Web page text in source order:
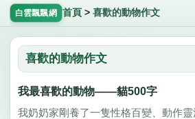
白雲飄飄網 首頁 > 喜歡的動物作文
喜歡的動物作文
我最喜歡的動物——貓500字
我奶奶家剛養了一隻性格百變、動作